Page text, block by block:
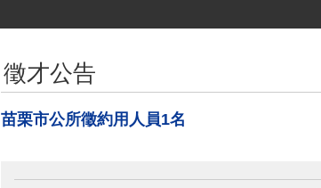
徵才公告
苗栗市公所徵約用人員1名